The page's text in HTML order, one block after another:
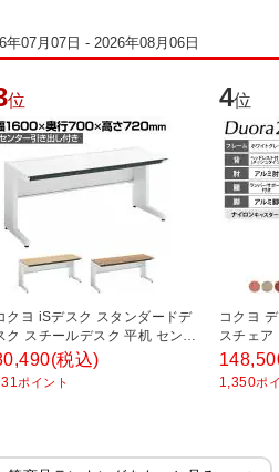
年07月07日 - 2026年08月06日
位
クヨ iSデスク スタンダードデ
ク スチールデスク 平机 センタ
引き出し付き 本体ホワイト 幅
奥行700×高さ720mm SD-
ISN167CLS
(税込)
ポイント
4位
コクヨ
スチェア
レスト付
ッシュ脚
ム ラン
1,350ポ